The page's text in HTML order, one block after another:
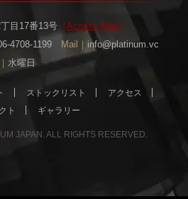
目17番13号［Access Map］
4708-1199 Mail｜ info@platinum.vc
水曜日
ストックリスト
アクセス
ト
ギャラリー
JAPAN. ALL RIGHTS RESERVED.